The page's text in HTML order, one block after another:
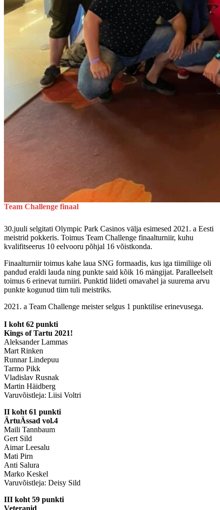
Team Challenge finaal
30.juuli selgitati Olympic Park Casinos välja esimesed 2021. a Eesti
meistrid pokkeris. Toimus Team Challenge finaalturniir, kuhu
kvalifitseerus 10 eelvooru põhjal 16 võistkonda.
Finaalturniir toimus kahe laua SNG formaadis, kus iga tiimiliige oli
pandud eraldi lauda ning punkte said kõik 16 mängijat. Paralleelselt
toimus 6 erinevat turniiri. Punktid liideti omavahel ja suurema arvu
punkte kogunud tiim tuli meistriks.
2021. a Team Challenge meister selgus 1 punktilise erinevusega.
I koht 62 punkti
Kings of Tartu 2021!
Aleksander Lammas
Mart Rinken
Runnar Lindepuu
Tarmo Pikk
Vladislav Rusnak
Martin Häidberg
​Varuvõistleja: Liisi Voltri
II koht 61 punkti
ÄrtuÄssad vol.4
Maili Tannbaum
Gert Sild
Aimar Leesalu
Mati Pirn
Anti Salura
Marko Keskel
Varuvõistleja: Deisy Sild
III koht 59 punkti
Veteranid